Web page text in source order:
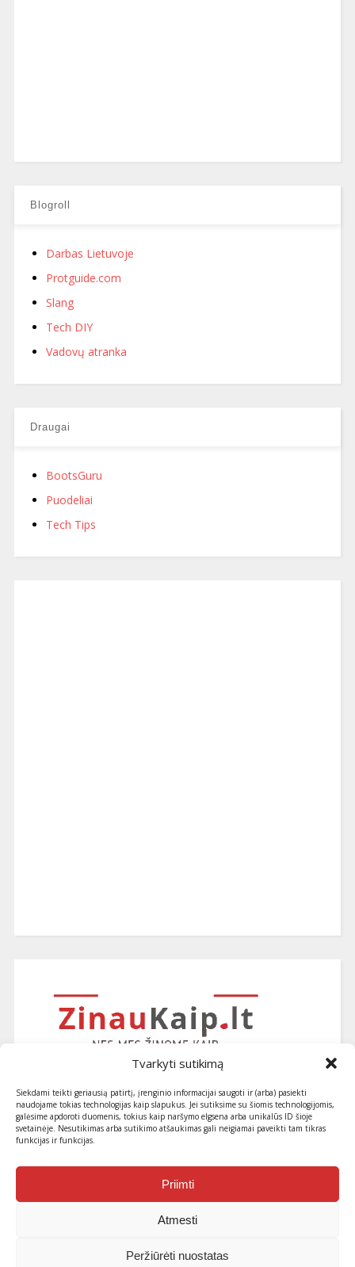
Tvarkyti sutikimą
Siekdami teikti geriausią patirtį, įrenginio informacijai saugoti ir (arba) pasiekti
naudojame tokias technologijas kaip slapukus. Jei sutiksime su šiomis technologijomis,
galėsime apdoroti duomenis, tokius kaip naršymo elgsena arba unikalūs ID šioje
svetainėje. Nesutikimas arba sutikimo atšaukimas gali neigiamai paveikti tam tikras
funkcijas ir funkcijas.
Priimti
Atmesti
Peržiūrėti nuostatas
Blogroll
Darbas Lietuvoje
Protguide.com
Slang
Tech DIY
Vadovų atranka
Draugai
BootsGuru
Puodeliai
Tech Tips
Užsiprenumeruokite naujausius
straipsnius ir patarimus